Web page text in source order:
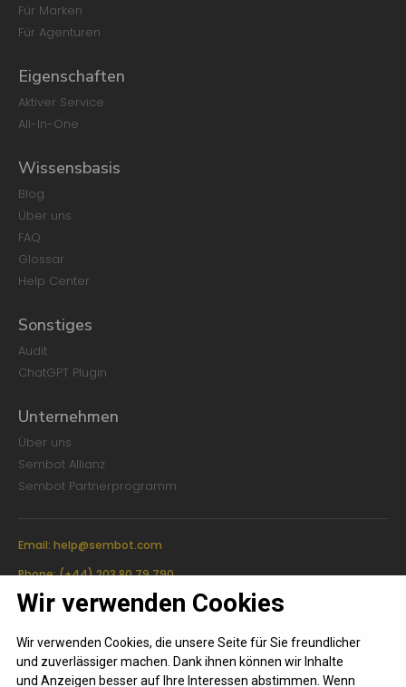
Wir verwenden Cookies
Wir verwenden Cookies, die unsere Seite für Sie freundlicher
und zuverlässiger machen. Dank ihnen können wir Inhalte
und Anzeigen besser auf Ihre Interessen abstimmen. Wenn
Für Marken
Für Agenturen
Eigenschaften
Aktiver Service
All-In-One
Wissensbasis
Blog
Über uns
FAQ
Glossar
Help Center
Sonstiges
Audit
ChatGPT Plugin
Unternehmen
Über uns
Sembot Allianz
Sembot Partnerprogramm
Email: help@sembot.com
Phone: (+44) 203 80 79 790
Nutzungsbedingungen
Datenschutzerklärung